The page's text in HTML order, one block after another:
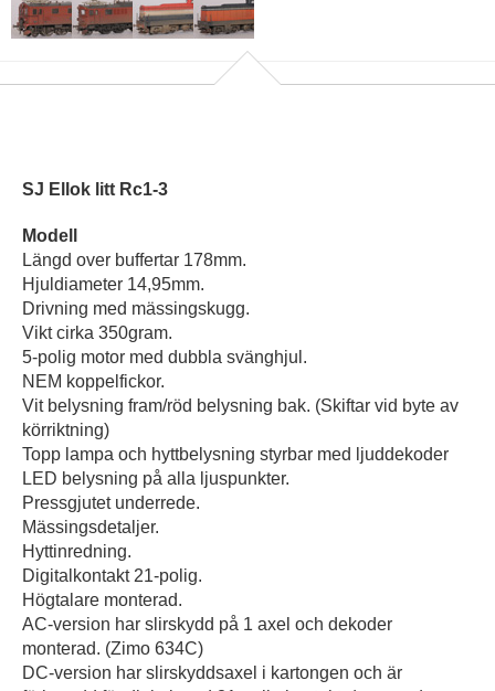
SJ Ellok litt Rc1-3
Modell
Längd over buffertar 178mm.
Hjuldiameter 14,95mm.
Drivning med mässingskugg.
Vikt cirka 350gram.
5-polig motor med dubbla svänghjul.
NEM koppelfickor.
Vit belysning fram/röd belysning bak. (Skiftar vid byte av
körriktning)
Topp lampa och hyttbelysning styrbar med ljuddekoder
LED belysning på alla ljuspunkter.
Pressgjutet underrede.
Mässingsdetaljer.
Hyttinredning.
Digitalkontakt 21-polig.
Högtalare monterad.
AC-version har slirskydd på 1 axel och dekoder
monterad. (Zimo 634C)
DC-version har slirskyddsaxel i kartongen och är